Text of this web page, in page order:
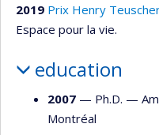
2019 Prix Henry
Espace pour la vie.
education
2007 — Ph.D. —
Montréal